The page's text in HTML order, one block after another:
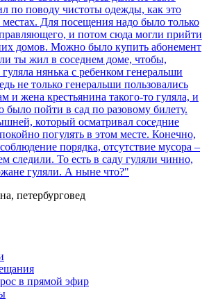
по поводу чистоты одежды, как это
Для посещения надо было только
и потом сюда могли прийти
домов. Можно было купить абонемент
ты жил в соседнем доме, чтобы,
нянька с ребенком генеральши
не только генеральши пользовались
и жена крестьянина такого-то гуляла, и
пойти в сад по разовому билету.
который осматривал соседние
погулять в этом месте. Конечно,
порядка, отсутствие мусора –
следили. То есть в саду гуляли чинно,
гуляли. А ныне что?"
петербурговед
в прямой эфир